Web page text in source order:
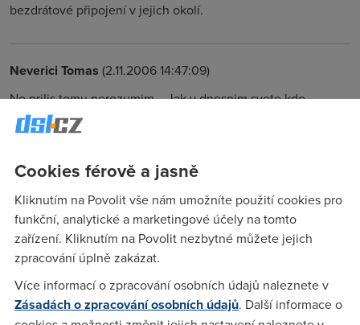
bezdrátové připojení v jejich okolí.
Neverici Tomas (2.11.2006 14:47:09)
No prilis tomu nerozumim... Jak v dnesnim svete kde
bohuzel jeden kanal sdili i vice siti chce nekdo vystavet
hotspot pokryvajici cely svet.
kravina ze jo
Pepa
(5.11.2006 16:40:36)
Ale jde to, jen se na to musí trošku jinak, s rozumem. V
čechách se na 2,4 mnoho vypatlaných lebek rozhodlo
Cookies férově a jasně
Kliknutím na Povolit vše nám umožníte použití cookies pro
funkční, analytické a marketingové účely na tomto
zařízení. Kliknutím na Povolit nezbytné můžete jejich
zpracování úplně zakázat.
Více informací o zpracování osobních údajů naleznete v
Zásadách o zpracování osobních údajů. Další informace o